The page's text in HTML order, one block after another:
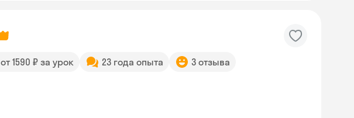
от 1590 ₽ за урок 23 года опыта 3 отзыва